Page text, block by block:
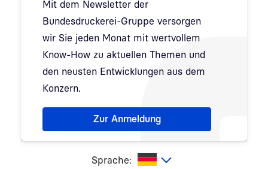
Mit dem Newsletter der
Bundesdruckerei-Gruppe versorgen
wir Sie jeden Monat mit wertvollem
Know-How zu aktuellen Themen und
den neusten Entwicklungen aus dem
Konzern.
Hinweis: Dialog zur Newsletter-Anmeldung wurde
Zur Anmeldung
Sprache: